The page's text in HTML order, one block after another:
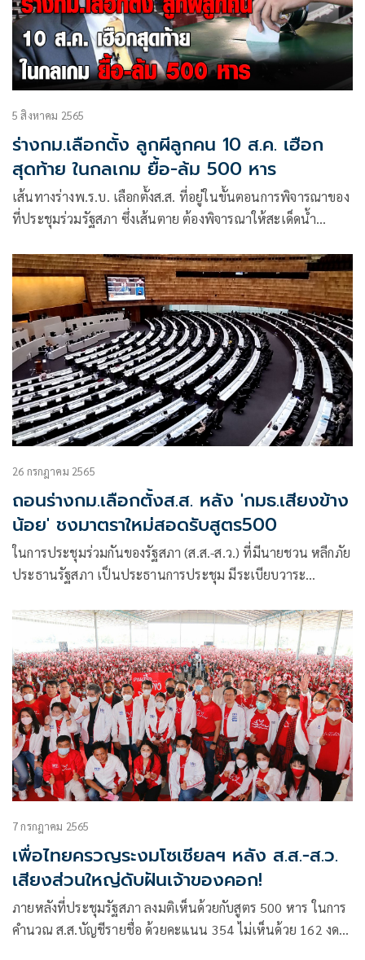
5 สิงหาคม 2565
ร่างกม.เลือกตั้ง ลูกผีลูกคน 10 ส.ค. เฮือก
สุดท้าย ในกลเกม ยื้อ-ล้ม 500 หาร
เส้นทางร่างพ.ร.บ. เลือกตั้งส.ส. ที่อยู่ในขั้นตอนการพิจารณาของ
ที่ประชุมร่วมรัฐสภา ซึ่งเส้นตาย ต้องพิจารณาให้สะเด็ดน้ำ
26 กรกฎาคม 2565
ถอนร่างกม.เลือกตั้งส.ส. หลัง 'กมธ.เสียงข้าง
น้อย' ชงมาตราใหม่สอดรับสูตร500
ในการประชุมร่วมกันของรัฐสภา (ส.ส.-ส.ว.) ที่มีนายชวน หลีกภัย
ประธานรัฐสภา เป็นประธานการประชุม มีระเบียบวาระ
7 กรกฎาคม 2565
เพื่อไทยครวญระงมโซเชียลฯ หลัง ส.ส.-ส.ว.
เสียงส่วนใหญ่ดับฝันเจ้าของคอก!
ภายหลังที่ประชุมรัฐสภา ลงมติเห็นด้วยกับสูตร 500 หาร ในการ
คำนวณ ส.ส.บัญชีรายชื่อ ด้วยคะแนน 354 ไม่เห็นด้วย 162 งด